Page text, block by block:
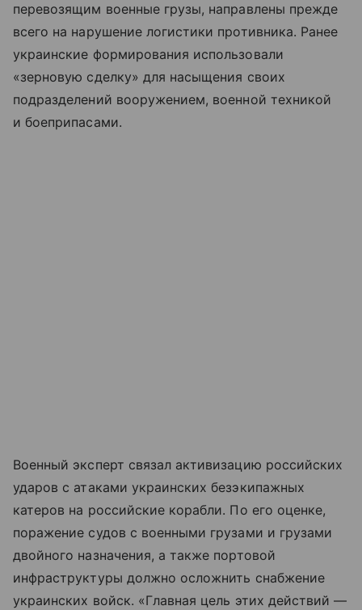
перевозящим военные грузы, направлены прежде
всего на нарушение логистики противника. Ранее
украинские формирования использовали
«зерновую сделку» для насыщения своих
подразделений вооружением, военной техникой
и боеприпасами.
Военный эксперт связал активизацию российских
ударов с атаками украинских безэкипажных
катеров на российские корабли. По его оценке,
поражение судов с военными грузами и грузами
двойного назначения, а также портовой
инфраструктуры должно осложнить снабжение
украинских войск. «Главная цель этих действий —